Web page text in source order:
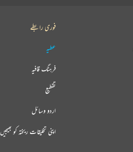
فوری رابطے
عطیہ
فرہنگ قافیہ
تقطیع
اردو وسائل
اپنی تخلیقات ریختہ کو بھیجیں